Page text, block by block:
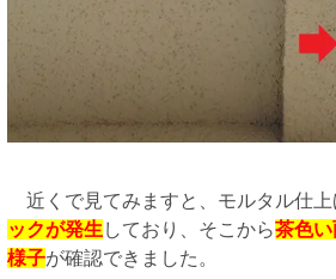
近くで見てみますと、モルタル仕上
ックが発生 しており、そこから茶色
様子が確認できました。